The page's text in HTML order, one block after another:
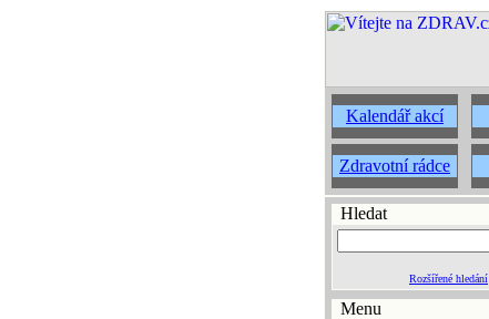
Kalendář akcí
Zdravotní rádce
Hledat
Rozšířené hledání
Menu